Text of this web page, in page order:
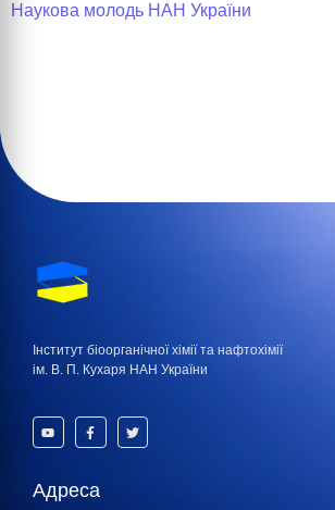
Наукова молодь НАН України
Інститут біоорганічної хімії та нафтохімії
ім. В. П. Кухаря НАН України
Адреса